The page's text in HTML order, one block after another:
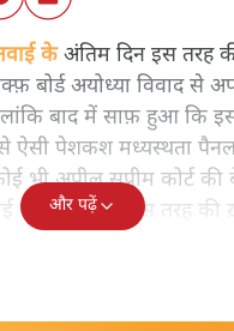
केअंतिम दिन इस तरह
बोर्ड अयोध्या विवाद से
बाद में साफ़ हुआ कि
ऐसी पेशकश मध्यस्थता
भी अपील सुप्रीम कोर्ट
के अंतिम दिन इस तरह की
रहा।
और पढ़ें